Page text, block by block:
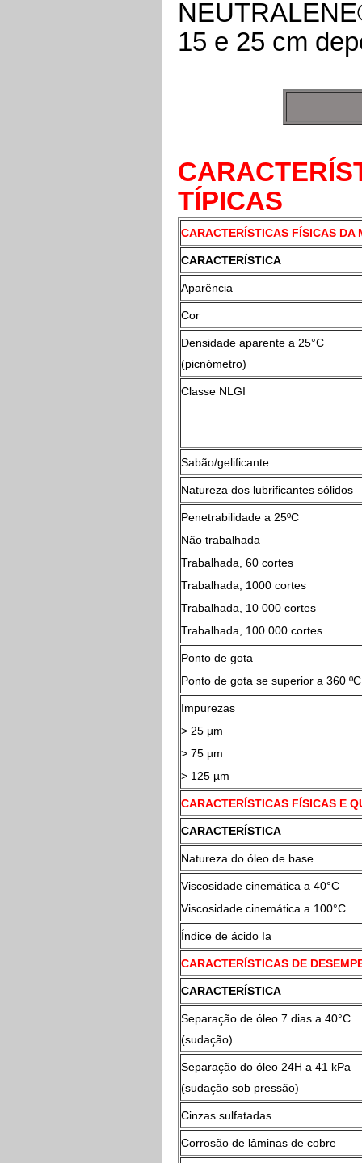
15 e 25 cm
TÍPICAS
CARACTERÍSTICAS FÍSICAS DA
CARACTERÍSTICA
Aparência
Cor
Densidade aparente a 25°C
(picnómetro)
Classe NLGI
Sabão/gelificante
Natureza dos lubrificantes sólidos
Penetrabilidade a
Não trabalhada
Trabalhada, 60 cortes
Trabalhada, 1000 cortes
Trabalhada, 10 000 cortes
Trabalhada, 100 000 cortes
Ponto de gota
Ponto de gota se superior a 360 ºC
Impurezas
> 25 µm
> 75 µm
> 125 µm
CARACTERÍSTICAS FÍSICAS E
CARACTERÍSTICA
Natureza do óleo de base
Viscosidade cinemática a
Viscosidade cinemática a 100°C
Índice de ácido Ia
CARACTERÍSTICAS DE
CARACTERÍSTICA
Separação de óleo 7 dias a 40°C
(sudação)
Separação do óleo 24H a 41 kPa
(sudação sob pressão)
Cinzas sulfatadas
Corrosão de lâminas de cobre